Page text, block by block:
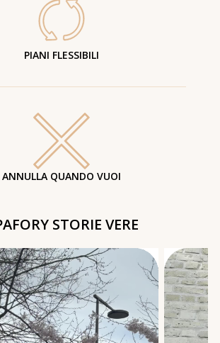
PIANI FLESSIBILI
ANNULLA QUANDO VUOI
STORIE VERE